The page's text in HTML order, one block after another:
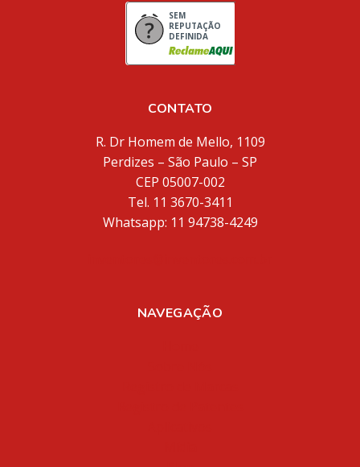
SEM
REPUTAÇÃO
DEFINIDA
CONTATO
R. Dr Homem de Mello, 1109
Perdizes – São Paulo – SP
CEP 05007-002
Tel. 11 3670-3411
Whatsapp: 11 94738-4249
NAVEGAÇÃO